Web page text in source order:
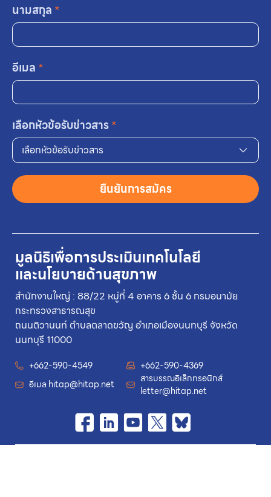
มูลนิธิเพื่อการประเมินเทคโนโลยี
และนโยบายด้านสุขภาพ
สำนักงานใหญ่ : 88/22 หมู่ที่ 4 อาคาร 6 ชั้น 6 กรมอนามัย
กระทรวงสาธารณสุข
ถนนติวานนท์ ตำบลตลาดขวัญ อำเภอเมืองนนทบุรี จังหวัด
นนทบุรี 11000
+662-590-4549
+662-590-4369
อีเมล hitap@hitap.net
สารบรรณอิเล็กทรอนิกส์
letter@hitap.net
นามสกุล *
อีเมล *
เลือกหัวข้อรับข่าวสาร*
เลือกหัวข้อรับข่าวสาร
ยืนยันการสมัคร